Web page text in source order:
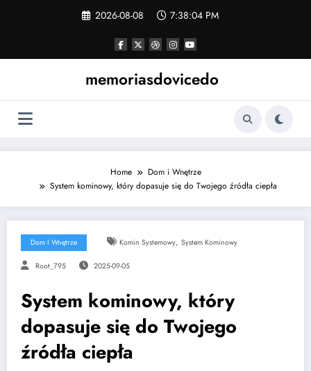
2026-08-08 7:38:04 PM
memoriasdovicedo
Home
Dom i Wnętrze
System kominowy, który dopasuje się do Twojego źródła ciepła
Dom I Wnętrze Komin Systemowy, System Kominowy
Root_795 2025-09-05
System kominowy, który
dopasuje się do Twojego
źródła ciepła